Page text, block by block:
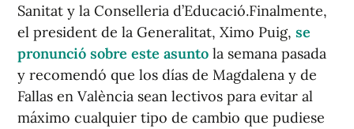
Sanitat y la Conselleria d’Educació.Finalmente,
el president de la Generalitat, Ximo Puig, se
pronunció sobre este asunto la semana pasada
y recomendó que los días de Magdalena y de
Fallas en València sean lectivos para evitar al
máximo cualquier tipo de cambio que pudiese